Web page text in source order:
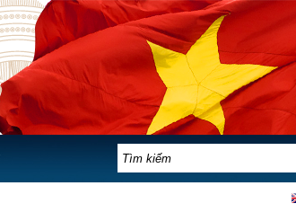
BIỂU MẪU TÌM KIẾM